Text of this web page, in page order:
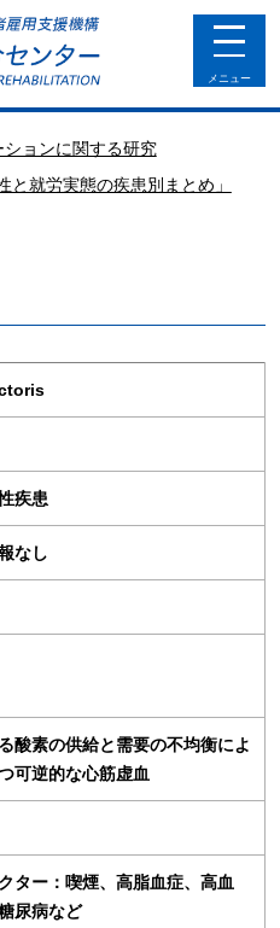
toggle
メニュー
ョンに関する研究
就労実態の疾患別まとめ」
疾患
なし
酸素の供給と需要の不均衡によ
可逆的な心筋虚血
ター：喫煙、高脂血症、高血
尿病など